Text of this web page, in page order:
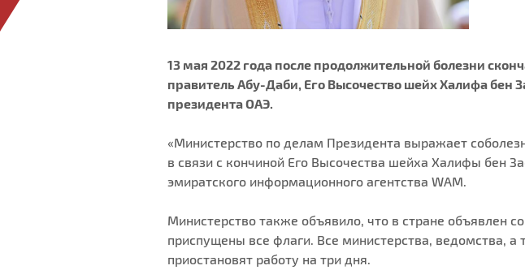
13 мая 2022 года после продолжительной болезни
правитель Абу-Даби, Его Высочество шейх Халифа бен
президента ОАЭ.
«Министерство по делам Президента выражает
в связи с кончиной Его Высочества шейха Халифы бен
эмиратского информационного агентства WAM.
Министерство также объявило, что в стране объявлен
приспущены все флаги. Все министерства, ведомства,
приостановят работу на три дня.